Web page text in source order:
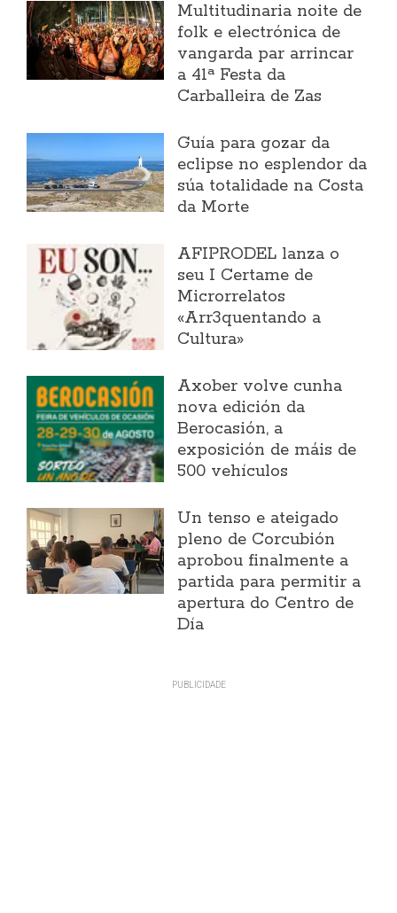
Multitudinaria noite de
folk e electrónica de
vangarda par arrincar
a 41ª Festa da
Carballeira de Zas
Guía para gozar da
eclipse no esplendor da
súa totalidade na Costa
da Morte
AFIPRODEL lanza o
seu I Certame de
Microrrelatos
«Arr3quentando a
Cultura»
Axober volve cunha
nova edición da
Berocasión, a
exposición de máis de
500 vehículos
Un tenso e ateigado
pleno de Corcubión
aprobou finalmente a
partida para permitir a
apertura do Centro de
Día